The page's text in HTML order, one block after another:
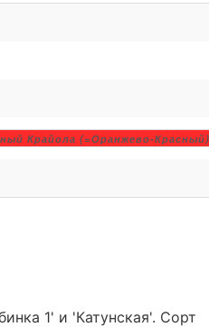
Крайола (=Оранжево-Красный)
1' и 'Катунская'. Сорт